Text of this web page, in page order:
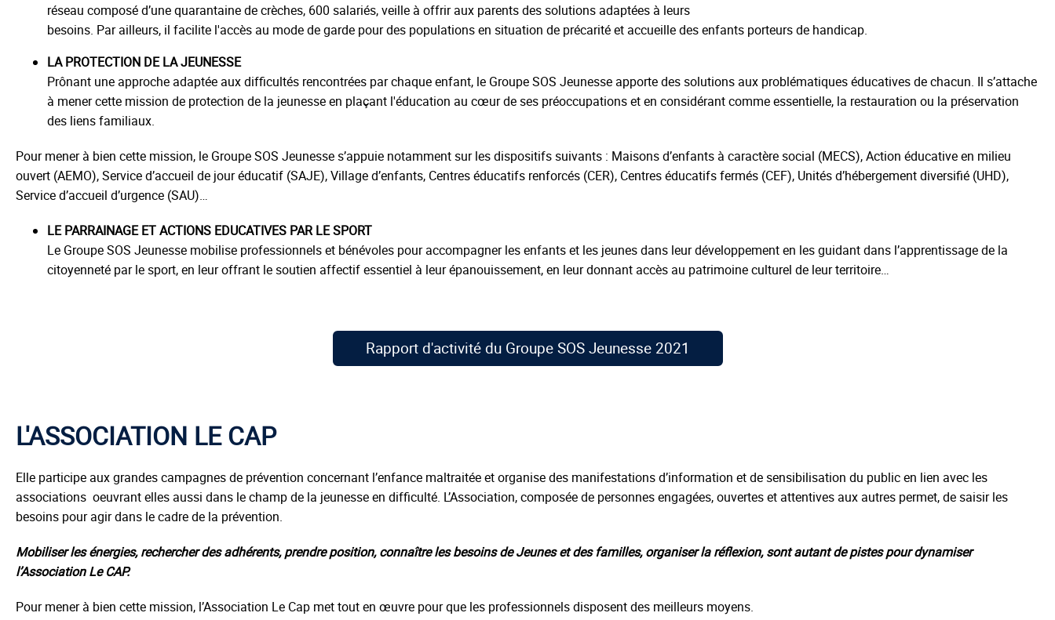
réseau composé d’une quarantaine de crèches, 600 salariés, veille à offrir aux parents des solutions adaptées à leurs
besoins. Par ailleurs, il facilite l'accès au mode de garde pour des populations en situation de précarité et accueille des enfants porteurs de handicap.
LA PROTECTION DE LA JEUNESSE
Prônant une approche adaptée aux difficultés rencontrées par chaque enfant, le Groupe SOS Jeunesse apporte des solutions aux problématiques éducatives de chacun. Il s’attache
à mener cette mission de protection de la jeunesse en plaçant l'éducation au cœur de ses préoccupations et en considérant comme essentielle, la restauration ou la préservation
des liens familiaux.
Pour mener à bien cette mission, le Groupe SOS Jeunesse s’appuie notamment sur les dispositifs suivants : Maisons d’enfants à caractère social (MECS), Action éducative en milieu
ouvert (AEMO), Service d’accueil de jour éducatif (SAJE), Village d’enfants, Centres éducatifs renforcés (CER), Centres éducatifs fermés (CEF), Unités d’hébergement diversifié (UHD),
Service d’accueil d’urgence (SAU)…
LE PARRAINAGE ET ACTIONS EDUCATIVES PAR LE SPORT
Le Groupe SOS Jeunesse mobilise professionnels et bénévoles pour accompagner les enfants et les jeunes dans leur développement en les guidant dans l’apprentissage de la
citoyenneté par le sport, en leur offrant le soutien affectif essentiel à leur épanouissement, en leur donnant accès au patrimoine culturel de leur territoire…
Rapport d'activité du Groupe SOS Jeunesse 2021
L'ASSOCIATION LE CAP
Elle participe aux grandes campagnes de prévention concernant l’enfance maltraitée et organise des manifestations d’information et de sensibilisation du public en lien avec les
associations oeuvrant elles aussi dans le champ de la jeunesse en difficulté. L’Association, composée de personnes engagées, ouvertes et attentives aux autres permet, de saisir les
besoins pour agir dans le cadre de la prévention.
Mobiliser les énergies, rechercher des adhérents, prendre position, connaître les besoins de Jeunes et des familles, organiser la réflexion, sont autant de pistes pour dynamiser
l’Association Le CAP.
Pour mener à bien cette mission, l’Association Le Cap met tout en œuvre pour que les professionnels disposent des meilleurs moyens.